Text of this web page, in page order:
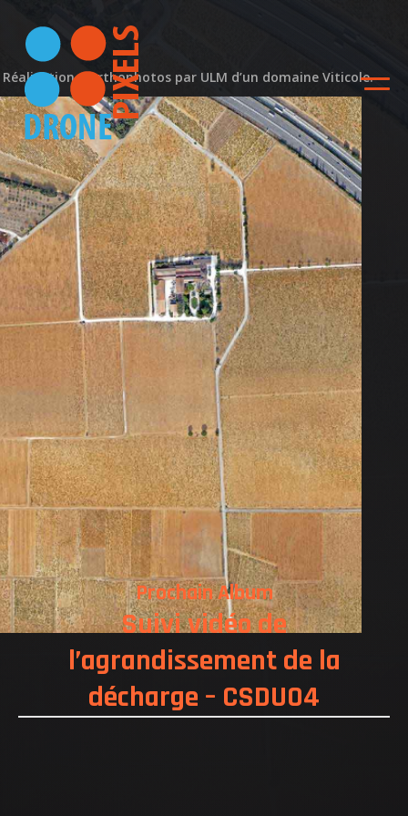
ACCUEIL
NOS DIFFERENTES
PRESTATIONS
NOS REALISATIONS
QUI EST DERRIERE
NOUS CONTACTER
ATTESTATIONS
Orthophotographies
domaine viticole –
Châteauneuf-du-Pape
Actualité
Réalisation d’orthophotos par ULM d’un domaine Viticole.
Prochain Album
Suivi vidéo de
l’agrandissement de la
décharge – CSDU04